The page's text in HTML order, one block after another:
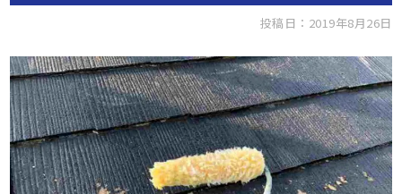
投稿日：2019年8月26日